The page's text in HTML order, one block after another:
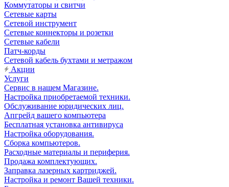
Коммутаторы и свитчи
Сетевые карты
Сетевой инструмент
Сетевые коннекторы и розетки
Сетевые кабели
Патч-корды
Сетевой кабель бухтами и метражом
Акции
Услуги
Сервис в нашем Магазине.
Настройка приобретаемой техники.
Обслуживание юридических лиц.
Апгрейд вашего компьютера
Бесплатная установка антивируса
Настройка оборудования.
Сборка компьютеров.
Расходные материалы и периферия.
Продажа комплектующих.
Заправка лазерных картриджей.
Настройка и ремонт Вашей техники.